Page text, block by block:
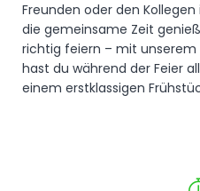
Freunden oder den
die gemeinsame Zeit
richtig feiern – mit unserem
hast du während der Feier
einem erstklassigen